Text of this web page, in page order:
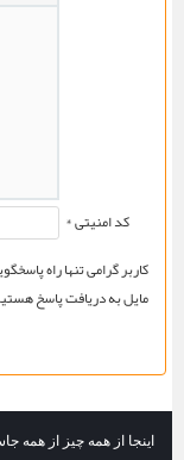
کد امنیتی *
کاربر گرامی تنها راه
مایل به دریافت پاسخ
اینجا از همه چیز از همه